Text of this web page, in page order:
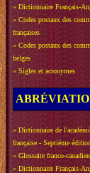
» Dictionnaire Français-
» Codes postaux des
françaises
» Codes postaux des
belges
» Sigles et acronymes
» Dictionnaire de
française - Septième
» Glossaire franco-canadien
» Dictionnaire Français-